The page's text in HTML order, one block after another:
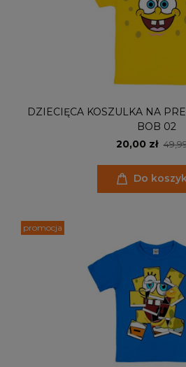
DZIECIĘCA KOSZULKA NA
BOB 02
20,00 zł
Do
promocja